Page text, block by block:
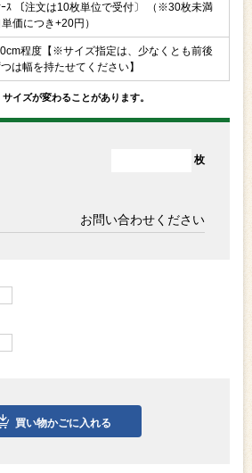
ｽ 〔注文は10枚単位で受付〕 （※30枚未満
価につき+20円）
程度【※サイズ指定は、少なくとも前後
は幅を持たせてください】
イズが変わることがあります。
枚
お問い合わせください
買い物かごに入れる